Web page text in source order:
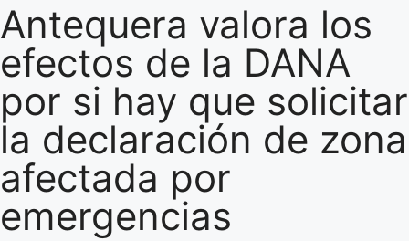
Antequera valora los
efectos de la DANA
por si hay que solicitar
la declaración de zona
afectada por
emergencias